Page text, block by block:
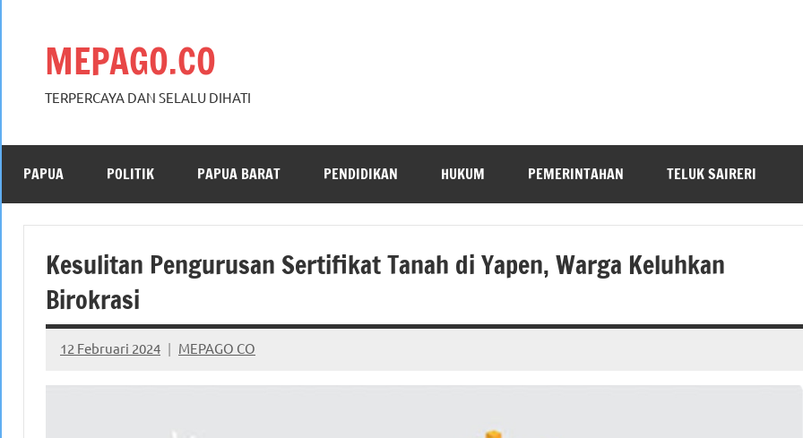
MEPAGO.CO
TERPERCAYA DAN SELALU DIHATI
PAPUA POLITIK PAPUA BARAT PENDIDIKAN HUKUM PEMERINTAHAN TELUK SAIRERI
Kesulitan Pengurusan Sertifikat Tanah di Yapen, Warga Keluhkan
Birokrasi
12 Februari 2024 MEPAGO CO
No
comments